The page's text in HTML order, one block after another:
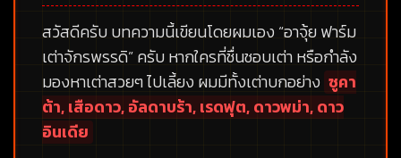
สวัสดีครับ บทความนี้เขียนโดยผมเอง “อาจุ้ย ฟาร์ม
เต่าจักรพรรดิ”ครับ หากใครที่ชื่นชอบเต่า หรือกำลัง
มองหาเต่าสวยๆ ไปเลี้ยง ผมมีทั้งเต่าบกอย่าง ซูคา
ต้า, เสือดาว, อัลดาบร้า, เรดฟุต, ดาวพม่า, ดาว
อินเดีย